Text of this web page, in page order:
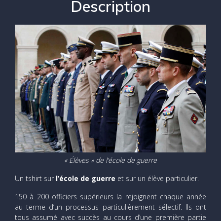
Description
« Élèves » de l’école de guerre
Un tshirt sur l’école de guerre et sur un élève particulier.
150 à 200 officiers supérieurs la rejoignent chaque année
au terme d’un processus particulièrement sélectif. Ils ont
tous assumé avec succès au cours d’une première partie